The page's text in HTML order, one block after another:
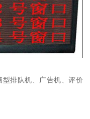
排队机、广告机、评价